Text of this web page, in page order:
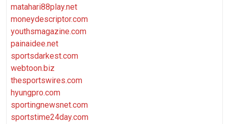
matahari88play.net
moneydescriptor.com
youthsmagazine.com
painaidee.net
sportsdarkest.com
webtoon.biz
thesportswires.com
hyungpro.com
sportingnewsnet.com
sportstime24day.com